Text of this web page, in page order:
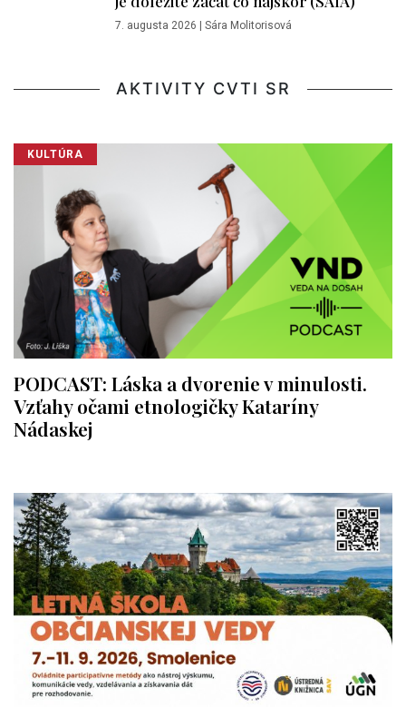
7. augusta 2026 | Sára Molitorisová
AKTIVITY CVTI SR
KULTÚRA
PODCAST: Láska a dvorenie v minulosti.
Vzťahy očami etnologičky Kataríny
Nádaskej